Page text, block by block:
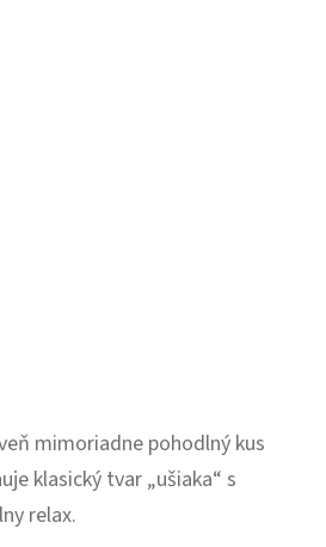
mimoriadne pohodlný kus
klasický tvar „ušiaka“ s
relax.